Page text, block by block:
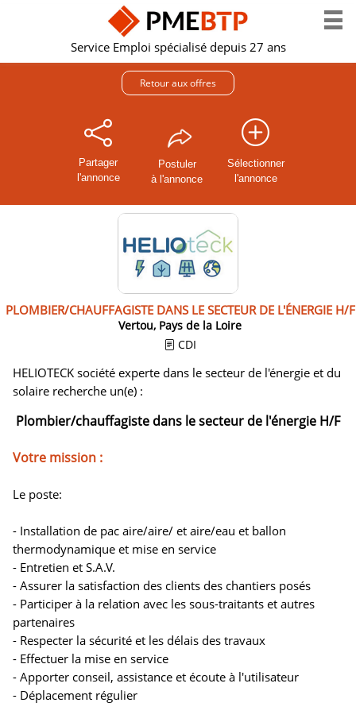
Service Emploi spécialisé depuis 27 ans
Retour aux offres
Partager
l'annonce
Postuler
à l'annonce
Sélectionner
l'annonce
PLOMBIER/CHAUFFAGISTE DANS LE SECTEUR DE L'ÉNERGIE H/F
Vertou, Pays de la Loire
CDI
HELIOTECK société experte dans le secteur de l'énergie et du
solaire recherche un(e) :
Plombier/chauffagiste dans le secteur de l'énergie H/F
Votre mission :
Le poste:
- Installation de pac aire/aire/ et aire/eau et ballon
thermodynamique et mise en service
- Entretien et S.A.V.
- Assurer la satisfaction des clients des chantiers posés
- Participer à la relation avec les sous-traitants et autres
partenaires
- Respecter la sécurité et les délais des travaux
- Effectuer la mise en service
- Apporter conseil, assistance et écoute à l'utilisateur
- Déplacement régulier